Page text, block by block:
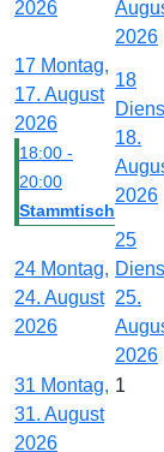
2026
2026
17 Montag,
17. August
2026
18:00 -
20:00
Stammtisch
18
18.
2026
24 Montag,
24. August
2026
25
25.
2026
31 Montag,
31. August
2026
1